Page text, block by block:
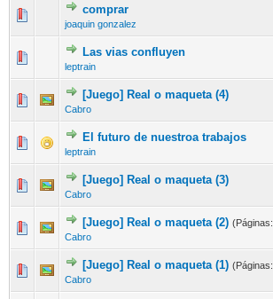
comprar
joaquin gonzalez
Las vias confluyen
leptrain
[Juego] Real o maqueta (4)
Cabro
El futuro de nuestroa trabajos
leptrain
[Juego] Real o maqueta (3)
Cabro
[Juego] Real o maqueta (2) (Páginas:
Cabro
[Juego] Real o maqueta (1) (Páginas:
Cabro